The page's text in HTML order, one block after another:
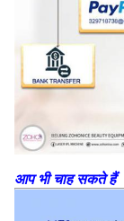
आप भी चाह सकते हैं